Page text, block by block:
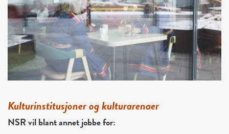
Kulturinstitusjoner og kulturarenaer
NSR vil blant annet jobbe for: